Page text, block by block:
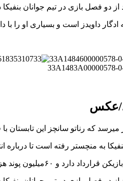
از دو فصل بازی در تیم جوانان
داویدز است و بسیاری او را با
عکس
سانچز این تابستان با قراردادی به ارزش ۴۶میلیون